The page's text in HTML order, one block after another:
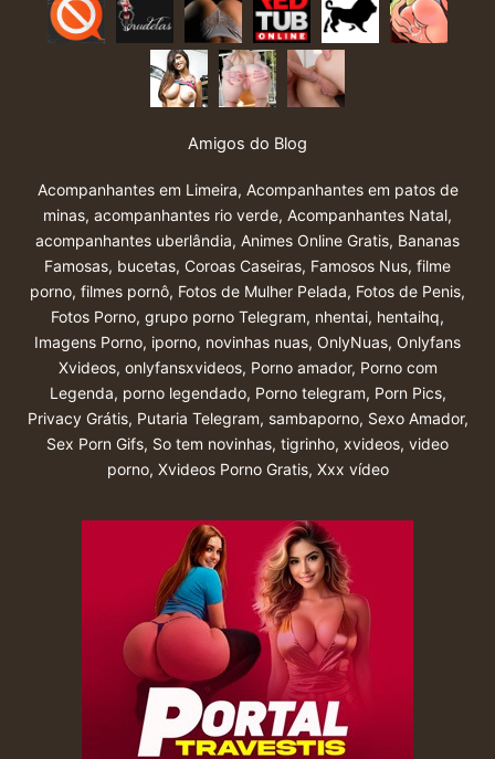
Amigos do Blog
Acompanhantes em Limeira, Acompanhantes em patos de
minas, acompanhantes rio verde, Acompanhantes Natal,
acompanhantes uberlândia, Animes Online Gratis, Bananas
Famosas, bucetas, Coroas Caseiras, Famosos Nus, filme
porno, filmes pornô, Fotos de Mulher Pelada, Fotos de Penis,
Fotos Porno, grupo porno Telegram, nhentai, hentaihq,
Imagens Porno, iporno, novinhas nuas, OnlyNuas, Onlyfans
Xvideos, onlyfansxvideos, Porno amador, Porno com
Legenda, porno legendado, Porno telegram, Porn Pics,
Privacy Grátis, Putaria Telegram, sambaporno, Sexo Amador,
Sex Porn Gifs, So tem novinhas, tigrinho, xvideos, video
porno, Xvideos Porno Gratis, Xxx vídeo